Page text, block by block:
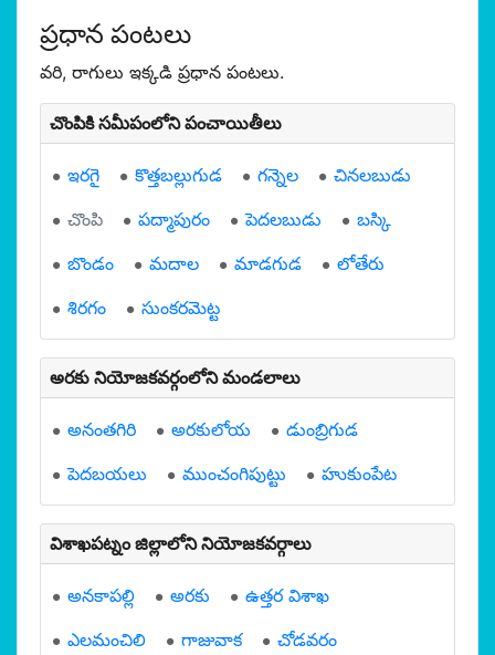
ప్రధాన పంటలు
వరి, రాగులు ఇక్కడి ప్రధాన పంటలు.
చొంపికి సమీపంలోని పంచాయితీలు
ఇరగై కొత్తబల్లుగుడ గన్నెల
చినలబుడు
చొంపి
పద్మాపురం పెదలబుడు
బస్కి
బొండం
మదాల మాడగుడ
లోతేరు
శిరగం
సుంకరమెట్ట
అరకు నియోజకవర్గంలోని మండలాలు
అనంతగిరి అరకులోయ
డుంబ్రిగుడ
పెదబయలు
ముంచంగిపుట్టు హుకుంపేట
విశాఖపట్నం జిల్లాలోని నియోజకవర్గాలు
అనకాపల్లి అరకు
ఉత్తర విశాఖ
ఎలమంచిలి
గాజువాక చోడవరం